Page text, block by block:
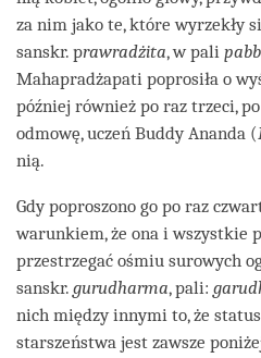
za nim jako te, które wyrzekły
sanskr. prawradżita, w pali
Mahapradżapati poprosiła o
później również po raz trzeci,
odmowę, uczeń Buddy Ananda (
nią.
Gdy poproszono go po raz
warunkiem, że ona i wszystkie
przestrzegać ośmiu surowych
sanskr. gurudharma, pali:
nich między innymi to, że
starszeństwa jest zawsze